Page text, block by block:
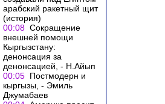
арабский ракетный щит
(история)
00:08 Сокращение
внешней помощи
Кыргызстану:
денонсация за
денонсацией, - Н.Айып
00:05 Постмодерн и
кыргызы, - Эмиль
Джумабаев